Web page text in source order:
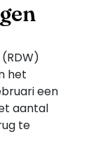
het
een
aantal
te